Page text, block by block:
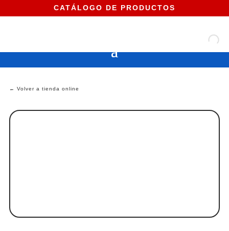
CATÁLOGO DE PRODUCTOS
← Volver a tienda online